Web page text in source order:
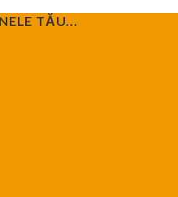
TĂU...